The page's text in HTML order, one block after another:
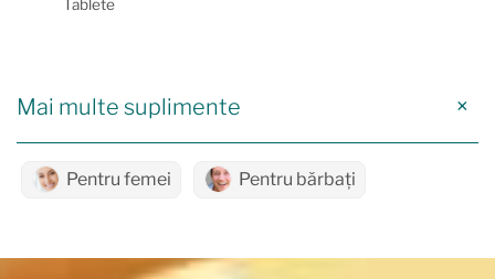
Tablete
Mai multe suplimente
Pentru femei Pentru bărbați